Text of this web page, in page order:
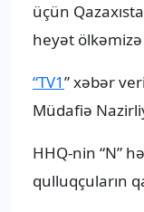
üçün
heyət
“TV1” xəbər
Müdafiə
HHQ-nin “N”
qulluqçuların